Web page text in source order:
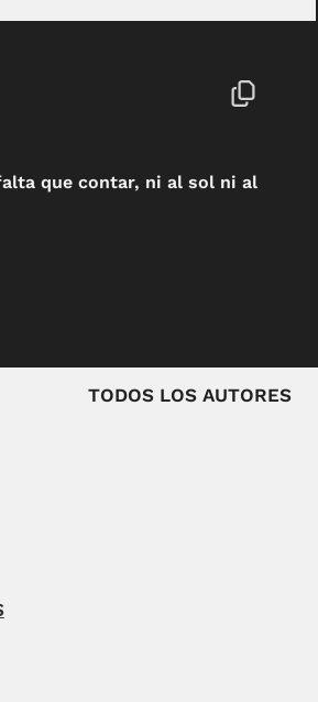
que contar, ni al sol ni al
TODOS LOS AUTORES